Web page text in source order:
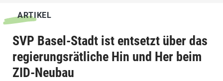
ARTIKEL
SVP Basel-Stadt ist entsetzt über das
regierungsrätliche Hin und Her beim
ZID-Neubau